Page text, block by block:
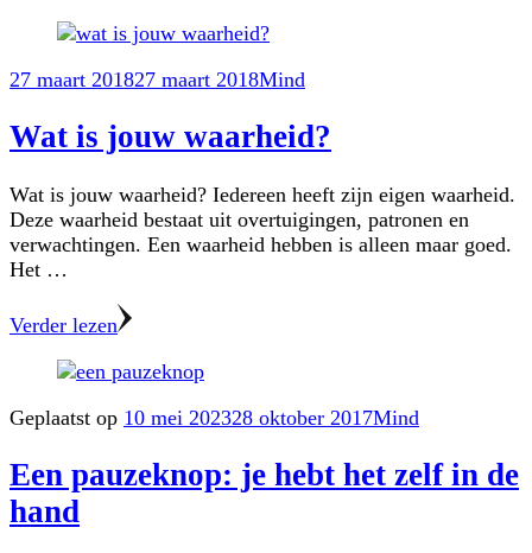
27 maart 201827 maart 2018Mind
Wat is jouw waarheid?
Wat is jouw waarheid? Iedereen heeft zijn eigen waarheid.
Deze waarheid bestaat uit overtuigingen, patronen en
verwachtingen. Een waarheid hebben is alleen maar goed.
Het …
Verder lezen
Geplaatst op 10 mei 202328 oktober 2017Mind
Een pauzeknop: je hebt het zelf in de
hand